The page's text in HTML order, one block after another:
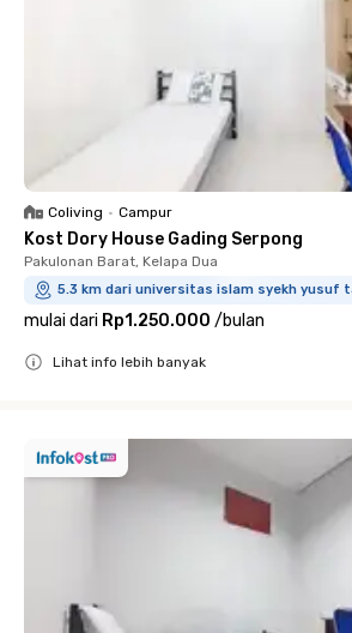
Coliving • Campur
Kost Dory House Gading Serpong
Pakulonan Barat, Kelapa Dua
5.3 km dari universitas islam syekh yusuf
mulai dari Rp1.250.000 /bulan
Lihat info lebih banyak